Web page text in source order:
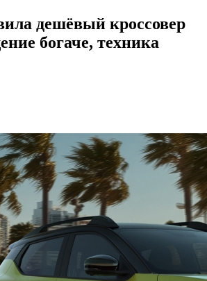
дешёвый кроссовер
богаче, техника